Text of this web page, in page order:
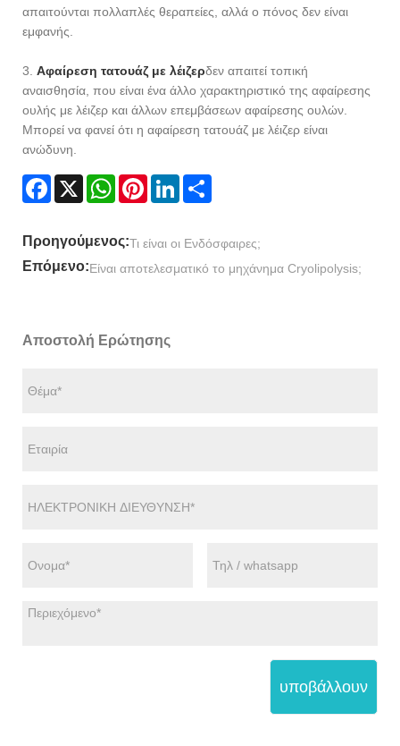
απαιτούνται πολλαπλές θεραπείες, αλλά ο πόνος δεν είναι
εμφανής.
3. Αφαίρεση τατουάζ με λέιζερδεν απαιτεί τοπική
αναισθησία, που είναι ένα άλλο χαρακτηριστικό της αφαίρεσης
ουλής με λέιζερ και άλλων επεμβάσεων αφαίρεσης ουλών.
Μπορεί να φανεί ότι η αφαίρεση τατουάζ με λέιζερ είναι
ανώδυνη.
Facebook
X WhatsAppPinterestLinkedIn
Προηγούμενος:Τι είναι οι Ενδόσφαιρες;
Επόμενο:Είναι αποτελεσματικό το μηχάνημα Cryolipolysis;
Αποστολή Ερώτησης
υποβάλλουν